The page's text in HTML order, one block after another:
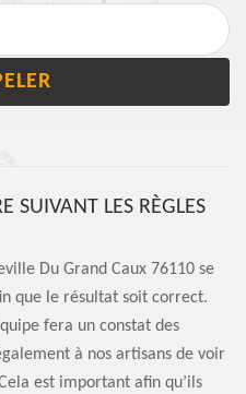
SUIVANT LES RÈGLES
Du Grand Caux 76110 se
que le résultat soit correct.
fera un constat des
à nos artisans de voir
est important afin qu’ils